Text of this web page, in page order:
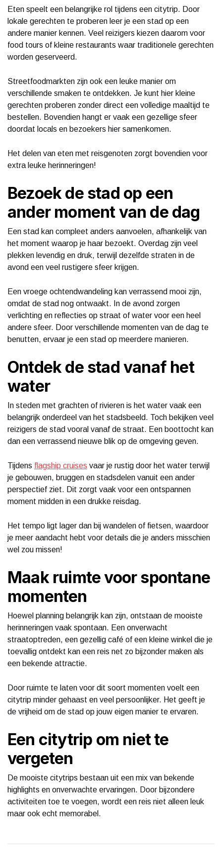
Eten speelt een belangrijke rol tijdens een citytrip. Door
lokale gerechten te proberen leer je een stad op een
andere manier kennen. Veel reizigers kiezen daarom voor
food tours of kleine restaurants waar traditionele gerechten
worden geserveerd.
Streetfoodmarkten zijn ook een leuke manier om
verschillende smaken te ontdekken. Je kunt hier kleine
gerechten proberen zonder direct een volledige maaltijd te
bestellen. Bovendien hangt er vaak een gezellige sfeer
doordat locals en bezoekers hier samenkomen.
Het delen van eten met reisgenoten zorgt bovendien voor
extra leuke herinneringen!
Bezoek de stad op een
ander moment van de dag
Een stad kan compleet anders aanvoelen, afhankelijk van
het moment waarop je haar bezoekt. Overdag zijn veel
plekken levendig en druk, terwijl dezelfde straten in de
avond een veel rustigere sfeer krijgen.
Een vroege ochtendwandeling kan verrassend mooi zijn,
omdat de stad nog ontwaakt. In de avond zorgen
verlichting en reflecties op straat of water voor een heel
andere sfeer. Door verschillende momenten van de dag te
benutten, ervaar je een stad op meerdere manieren.
Ontdek de stad vanaf het
water
In steden met grachten of rivieren is het water vaak een
belangrijk onderdeel van het stadsbeeld. Toch bekijken veel
reizigers de stad vooral vanaf de straat. Een boottocht kan
dan een verrassend nieuwe blik op de omgeving geven.
Tijdens flagship cruises vaar je rustig door het water terwijl
je gebouwen, bruggen en stadsdelen vanuit een ander
perspectief ziet. Dit zorgt vaak voor een ontspannen
moment midden in een drukke reisdag.
Het tempo ligt lager dan bij wandelen of fietsen, waardoor
je meer aandacht hebt voor details die je anders misschien
wel zou missen!
Maak ruimte voor spontane
momenten
Hoewel planning belangrijk kan zijn, ontstaan de mooiste
herinneringen vaak spontaan. Een onverwacht
straatoptreden, een gezellig café of een kleine winkel die je
toevallig ontdekt kan een reis net zo bijzonder maken als
een bekende attractie.
Door ruimte te laten voor dit soort momenten voelt een
citytrip minder gehaast en veel persoonlijker. Het geeft je
de vrijheid om de stad op jouw eigen manier te ervaren.
Een citytrip om niet te
vergeten
De mooiste citytrips bestaan uit een mix van bekende
highlights en onverwachte ervaringen. Door bijzondere
activiteiten toe te voegen, wordt een reis niet alleen leuk
maar ook echt memorabel.